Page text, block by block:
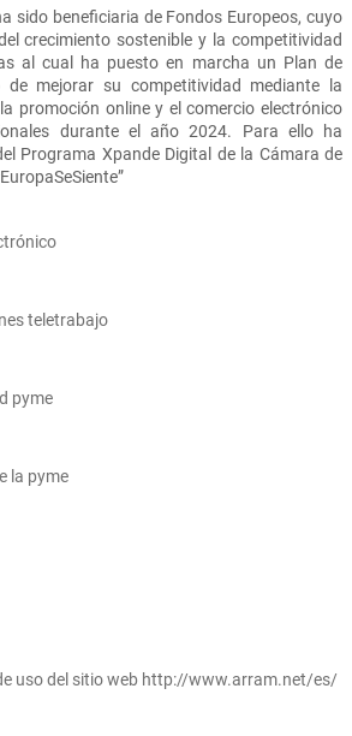
sido beneficiaria de Fondos Europeos, cuyo
crecimiento sostenible y la competitividad
al cual ha puesto en marcha un Plan de
mejorar su competitividad mediante la
promoción online y el comercio electrónico
durante el año 2024. Para ello ha
Programa Xpande Digital de la Cámara de
uso del sitio web http://www.arram.net/es/